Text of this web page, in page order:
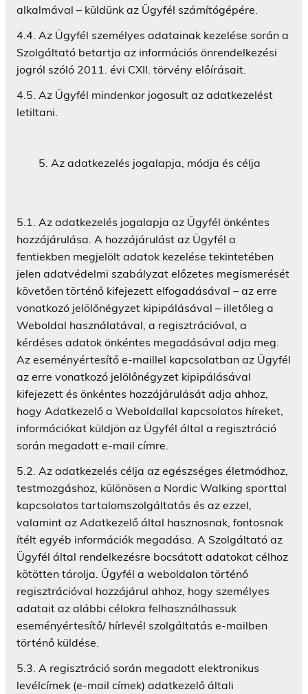
alkalmával – küldünk az Ügyfél számítógépére.
4.4. Az Ügyfél személyes adatainak kezelése során a
Szolgáltató betartja az információs önrendelkezési
jogról szóló 2011. évi CXII. törvény előírásait.
4.5. Az Ügyfél mindenkor jogosult az adatkezelést
letiltani.
Az adatkezelés jogalapja, módja és célja
5.1. Az adatkezelés jogalapja az Ügyfél önkéntes
hozzájárulása. A hozzájárulást az Ügyfél a
fentiekben megjelölt adatok kezelése tekintetében
jelen adatvédelmi szabályzat előzetes megismerését
követően történő kifejezett elfogadásával – az erre
vonatkozó jelölőnégyzet kipipálásával – illetőleg a
Weboldal használatával, a regisztrációval, a
kérdéses adatok önkéntes megadásával adja meg.
Az eseményértesítő e-maillel kapcsolatban az Ügyfél
az erre vonatkozó jelölőnégyzet kipipálásával
kifejezett és önkéntes hozzájárulását adja ahhoz,
hogy Adatkezelő a Weboldallal kapcsolatos híreket,
információkat küldjön az Ügyfél által a regisztráció
során megadott e-mail címre.
5.2. Az adatkezelés célja az egészséges életmódhoz,
testmozgáshoz, különösen a Nordic Walking sporttal
kapcsolatos tartalomszolgáltatás és az ezzel,
valamint az Adatkezelő által hasznosnak, fontosnak
ítélt egyéb információk megadása. A Szolgáltató az
Ügyfél által rendelkezésre bocsátott adatokat célhoz
kötötten tárolja. Ügyfél a weboldalon történő
regisztrációval hozzájárul ahhoz, hogy személyes
adatait az alábbi célokra felhasználhassuk
eseményértesítő/ hírlevél szolgáltatás e-mailben
történő küldése.
5.3. A regisztráció során megadott elektronikus
levélcímek (e-mail címek) adatkezelő általi